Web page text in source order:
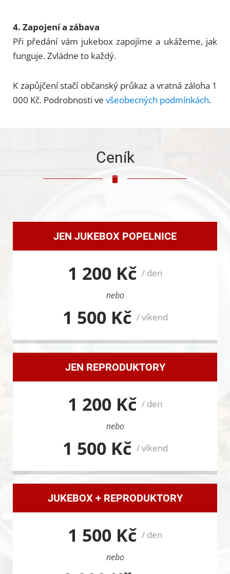
4. Zapojení a zábava
Při předání vám jukebox zapojíme a ukážeme, jak
funguje. Zvládne to každý.
K zapůjčení stačí občanský průkaz a vratná záloha 1
000 Kč. Podrobnosti ve všeobecných podmínkách.
Ceník
JEN JUKEBOX POPELNICE
1 200 Kč / den
nebo
1 500 Kč / víkend
JEN REPRODUKTORY
1 200 Kč / den
nebo
1 500 Kč / víkend
JUKEBOX + REPRODUKTORY
1 500 Kč / den
nebo